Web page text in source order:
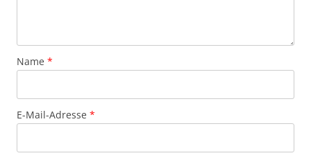
Name *
E-Mail-Adresse *